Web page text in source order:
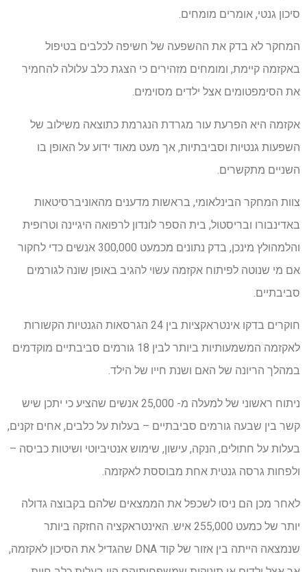
סיכון גנטי, אומרים מומחים.
המחקר לא בדק את ההשפעה של חשיפה לכלבים בטיפול
באקזמה קיימת, ומומחים מזהירים כי הצגת כלב עלולה להחמיר
את הסימפטומים אצל ילדים מסוימים.
אקזמה היא הפרעת עור מגרדת הנגרמת כתוצאה משילוב של
השפעות גנטיות וסביבתיות, אך מעט מאוד ידוע על האופן בו
השניים מתקשרים.
צוות המחקר הבינלאומי, בראשות מדענים מהאוניברסיטאות
באדינבורו ובריסטול, בית הספר לונדון לרפואה היגיינה וטרופית
והלמהולץ מינכן, בדק נתונים מכמעט 300,000 אנשים כדי לחקור
אם מי שנוטה לפיתוח אקזמה עשוי להגיב באופן שונה לגורמים
סביבתיים.
חוקרים בדקו אינטראקציות בין 24 הגרסאות הגנטיות הקשורות
לאקזמה המשמעותיות ביותר לבין 18 גורמים סביבתיים מוקדמים
במהלך הריונה של האם ושנת חייו של הילד.
ניתוח ראשוני של למעלה מ- 25,000 אנשים שהציע כי יתכן שיש
קשר בין שבעה גורמים סביבתיים – בעלות על כלבים, אחים זקנים,
בעלות על חתולים, הנקה, עישון, שימוש אנטיביוטי ושיטות כביסה –
ולפחות גרסה גנטית אחת מבוססת לאקזמה.
לאחר מכן הם ניסו לשכפל את הממצאים שלהם בקבוצה גדולה
יותר של כמעט 255,000 איש. האינטראקציה החזקה ביותר
שנמצאה הייתה בין אזור של קוד DNA שהגדיל את הסיכון לאקזמה,